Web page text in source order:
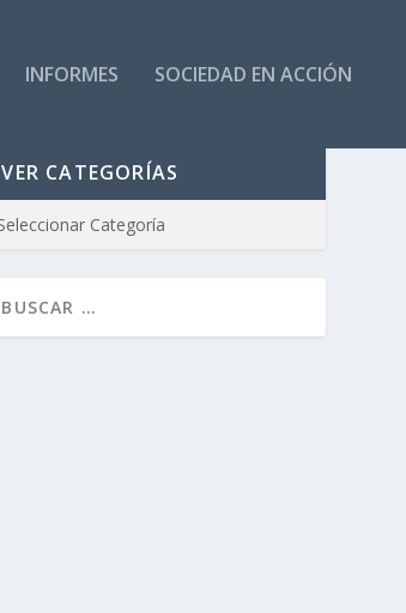
INFORMES SOCIEDAD EN ACCIÓN
VER CATEGORÍAS